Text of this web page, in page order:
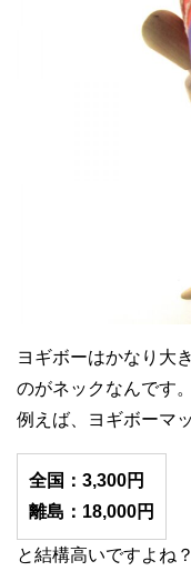
ヨギボーはかなり大
のがネックなんです。
例えば、ヨギボーマ
全国：3,300円
離島：18,000円
と結構高いですよね？